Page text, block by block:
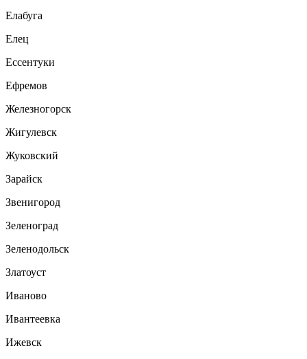
Елабуга
Елец
Ессентуки
Ефремов
Железногорск
Жигулевск
Жуковский
Зарайск
Звенигород
Зеленоград
Зеленодольск
Златоуст
Иваново
Ивантеевка
Ижевск